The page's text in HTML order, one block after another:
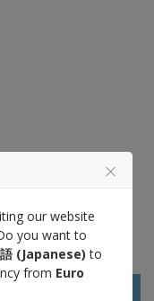
our website
you want to
(Japanese) to
from Euro